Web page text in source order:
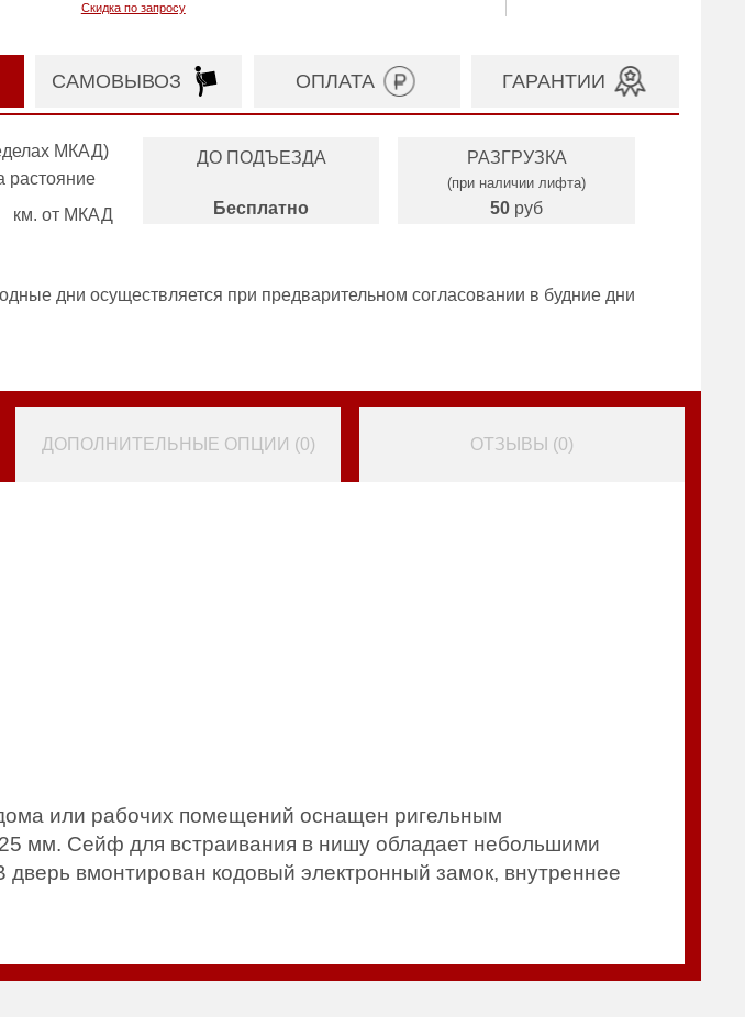
Скидка по запросу
САМОВЫВОЗ ОПЛАТА ГАРАНТИИ
МКАД)
растояние
км. от МКАД
ДО ПОДЪЕЗДА
Бесплатно
РАЗГРУЗКА
(при наличии лифта)
50 руб
дни осуществляется при предварительном согласовании в будние дни
ДОПОЛНИТЕЛЬНЫЕ ОПЦИИ (0) ОТЗЫВЫ (0)
или рабочих помещений оснащен ригельным
мм. Сейф для встраивания в нишу обладает небольшими
вмонтирован кодовый электронный замок, внутреннее